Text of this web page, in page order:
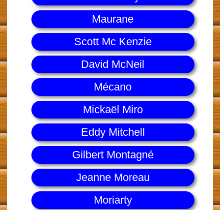
Maurane
Scott Mc Kenzie
David McNeil
Mécano
Mickaël Miro
Eddy Mitchell
Gilbert Montagné
Jeanne Moreau
Moriarty